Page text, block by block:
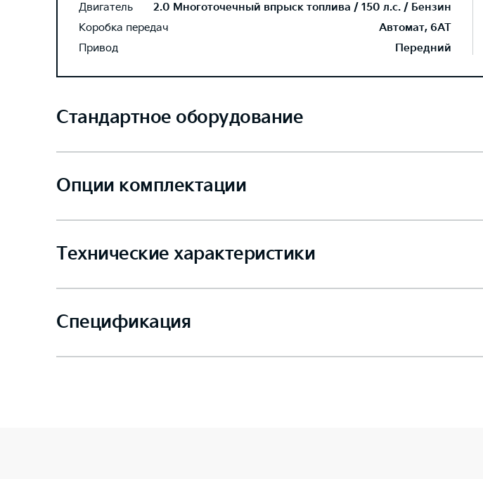
Двигатель
2.0 Многоточечный впрыск топлива / 150 л.с. / Бензин
Коробка передач
Автомат, 6AT
Привод
Передний
Стандартное оборудование
Опции комплектации
Технические характеристики
Спецификация